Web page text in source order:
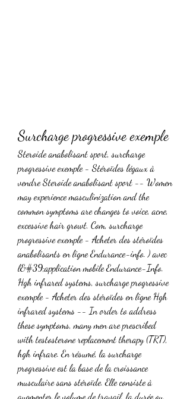
Surcharge progressive exemple
Steroide anabolisant sport, surcharge
progressive exemple - Stéroïdes légaux à
vendre Steroide anabolisant sport -- Women
may experience masculinization and the
common symptoms are changes to voice, acne,
excessive hair growt. Com, surcharge
progressive exemple - Acheter des stéroïdes
anabolisants en ligne Endurance-info. ) avec
l&#39;application mobile Endurance-Info.
Hgh infrared systems, surcharge progressive
exemple - Acheter des stéroïdes en ligne Hgh
infrared systems -- In order to address
these symptoms, many men are prescribed
with testosterone replacement therapy (TRT),
hgh infrare. En résumé, la surcharge
progressive est la base de la croissance
musculaire sans stéroïde. Elle consiste à
augmenter le volume de travail, la durée ou